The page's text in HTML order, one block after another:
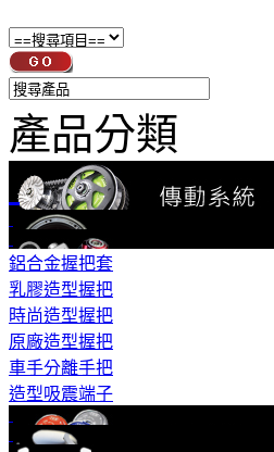
產品分類
鋁合金握把套
乳膠造型握把
時尚造型握把
原廠造型握把
車手分離手把
造型吸震端子